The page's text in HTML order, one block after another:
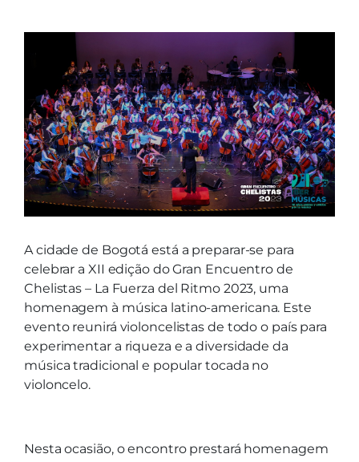
A cidade de Bogotá está a preparar-se para
celebrar a XII edição do Gran Encuentro de
Chelistas – La Fuerza del Ritmo 2023, uma
homenagem à música latino-americana. Este
evento reunirá violoncelistas de todo o país para
experimentar a riqueza e a diversidade da
música tradicional e popular tocada no
violoncelo.
Nesta ocasião, o encontro prestará homenagem